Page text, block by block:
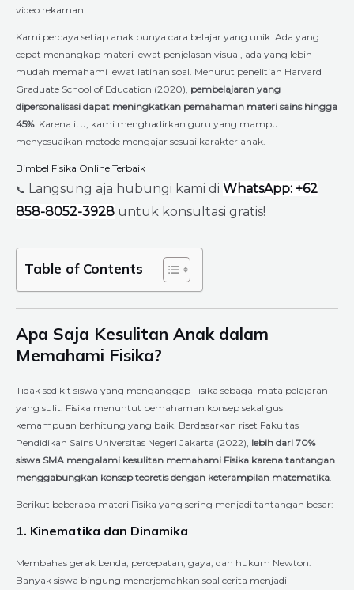
video rekaman.
Kami percaya setiap anak punya cara belajar yang unik. Ada yang
cepat menangkap materi lewat penjelasan visual, ada yang lebih
mudah memahami lewat latihan soal. Menurut penelitian Harvard
Graduate School of Education (2020), pembelajaran yang
dipersonalisasi dapat meningkatkan pemahaman materi sains hingga
45%. Karena itu, kami menghadirkan guru yang mampu
menyesuaikan metode mengajar sesuai karakter anak.
Bimbel Fisika Online Terbaik
📞 Langsung aja hubungi kami di WhatsApp: +62
858-8052-3928 untuk konsultasi gratis!
Table of Contents
Apa Saja Kesulitan Anak dalam
Memahami Fisika?
Tidak sedikit siswa yang menganggap Fisika sebagai mata pelajaran
yang sulit. Fisika menuntut pemahaman konsep sekaligus
kemampuan berhitung yang baik. Berdasarkan riset Fakultas
Pendidikan Sains Universitas Negeri Jakarta (2022), lebih dari 70%
siswa SMA mengalami kesulitan memahami Fisika karena tantangan
menggabungkan konsep teoretis dengan keterampilan matematika
Berikut beberapa materi Fisika yang sering menjadi tantangan besar:
1. Kinematika dan Dinamika
Membahas gerak benda, percepatan, gaya, dan hukum Newton.
Banyak siswa bingung menerjemahkan soal cerita menjadi